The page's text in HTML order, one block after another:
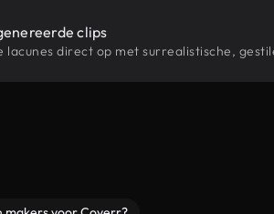
clips
lacunes direct op met surrealistische,